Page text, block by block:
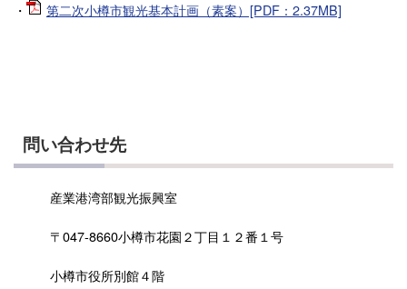
・ 第二次小樽市観光基本計画（素案）[PDF：2.37MB]
問い合わせ先
産業港湾部観光振興室
〒047-8660小樽市花園２丁目１２番１号
小樽市役所別館４階